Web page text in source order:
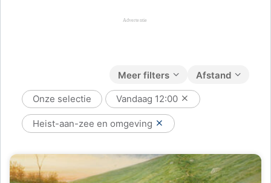
Afstand
Meer filters
Onze selectie Vandaag 12:00
Heist-aan-zee en omgeving